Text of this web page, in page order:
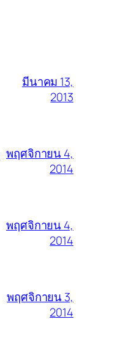
มีนาคม 13,
2013
พฤศจิกายน 4,
2014
พฤศจิกายน 4,
2014
พฤศจิกายน 3,
2014